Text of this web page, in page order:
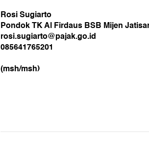
Rosi Sugiarto
Pondok TK Al Firdaus BSB Mijen
rosi.sugiarto@pajak.go.id
085641765201
(msh/msh)